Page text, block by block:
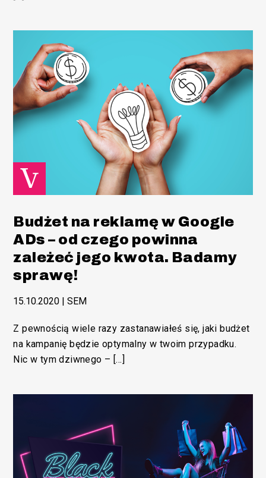
Budżet na reklamę w Google
ADs – od czego powinna
zależeć jego kwota. Badamy
sprawę!
15.10.2020 |SEM
Z pewnością wiele razy zastanawiałeś się, jaki budżet
na kampanię będzie optymalny w twoim przypadku.
Nic w tym dziwnego – […]